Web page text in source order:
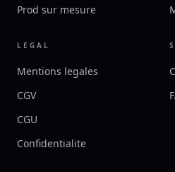
Prod sur mesure
LEGAL
Mentions legales
CGV
CGU
Confidentialite